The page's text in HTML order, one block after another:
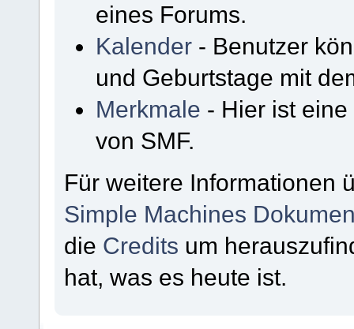
eines Forums.
Kalender - Benutzer
und Geburtstage mit
Merkmale - Hier ist
von SMF.
Für weitere Informationen
Simple Machines
die Credits um
hat, was es heute ist.